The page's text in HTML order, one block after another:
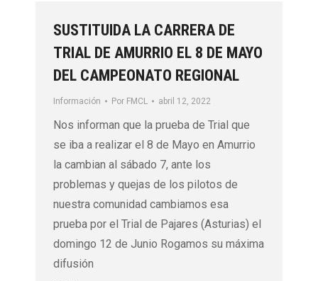
SUSTITUIDA LA CARRERA DE
TRIAL DE AMURRIO EL 8 DE MAYO
DEL CAMPEONATO REGIONAL
Información Por FMCL abril 12, 2022
Nos informan que la prueba de Trial que
se iba a realizar el 8 de Mayo en Amurrio
la cambian al sábado 7, ante los
problemas y quejas de los pilotos de
nuestra comunidad cambiamos esa
prueba por el Trial de Pajares (Asturias) el
domingo 12 de Junio Rogamos su máxima
difusión